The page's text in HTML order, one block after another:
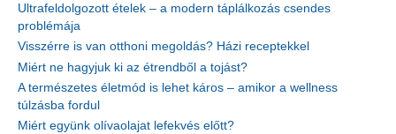
Ultrafeldolgozott ételek – a modern táplálkozás csendes
problémája
Visszérre is van otthoni megoldás? Házi receptekkel
Miért ne hagyjuk ki az étrendből a tojást?
A természetes életmód is lehet káros – amikor a wellness
túlzásba fordul
Miért együnk olívaolajat lefekvés előtt?